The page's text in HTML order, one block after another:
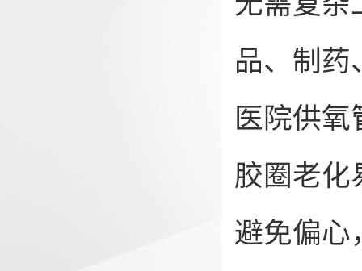
品、制药
医院供氧
胶圈老化
避免偏心